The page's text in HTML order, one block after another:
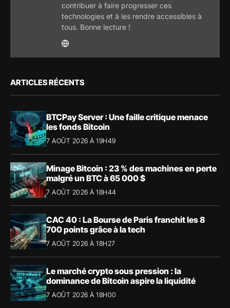
contribuer à faire progresser ces
technologies et à les rendre accessibles à
tous. Bonne lecture !
ARTICLES RÉCENTS
BTCPay Server : Une faille critique menace
les fonds Bitcoin
7 AOÛT 2026 À 19H49
Minage Bitcoin : 23 % des machines en perte
malgré un BTC à 65 000 $
7 AOÛT 2026 À 18H44
CAC 40 : La Bourse de Paris franchit les 8
700 points grâce à la tech
7 AOÛT 2026 À 18H27
Le marché crypto sous pression : la
dominance de Bitcoin aspire la liquidité
7 AOÛT 2026 À 18H00